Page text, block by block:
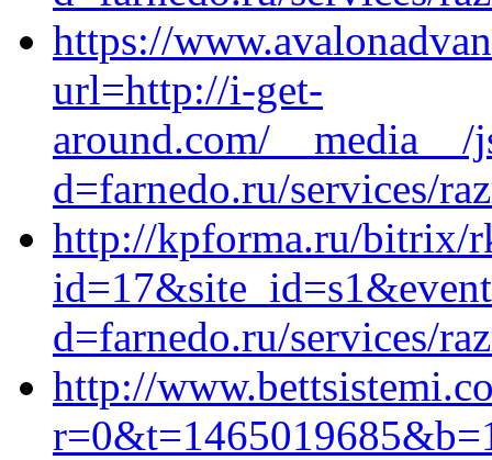
https://
url=http://i-get-
around.com/__media__/
d=farnedo.ru/services/
http://kpforma.ru/bitrix/
d=farnedo.ru/services/
http://